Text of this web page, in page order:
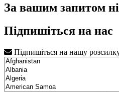
За вашим запитом
Підпишіться на нас
Підпишіться на нашу